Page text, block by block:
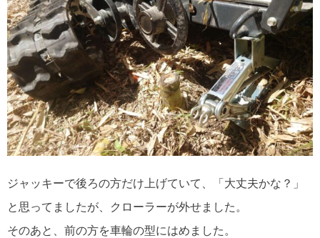
ジャッキーで後ろの方だけ上げていて、「大丈夫かな？」
と思ってましたが、クローラーが外せました。
そのあと、前の方を車輪の型にはめました。